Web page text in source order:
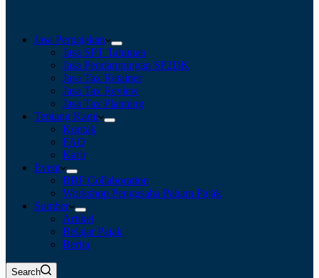
Jasa Perpajakan
Jasa SPT Tahunan
Jasa Pendampingan SP2DK
Jasa Tax Retainer
Jasa Tax Review
Jasa Tax Planning
Tentang Kami
Kontak
FAQ
Karir
Event
BBF Collaboration
Workshop Pengusaha Paham Pajak
Sumber
Artikel
Belajar Pajak
Berita
Search